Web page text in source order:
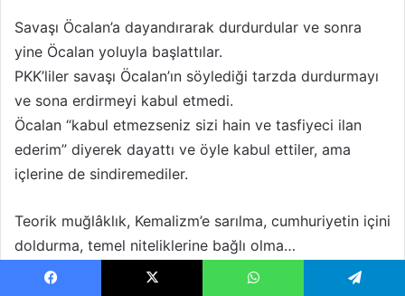
Savaşı Öcalan’a dayandırarak durdurdular ve sonra
yine Öcalan yoluyla başlattılar.
PKK’liler savaşı Öcalan’ın söylediği tarzda durdurmayı
ve sona erdirmeyi kabul etmedi.
Öcalan “kabul etmezseniz sizi hain ve tasfiyeci ilan
ederim” diyerek dayattı ve öyle kabul ettiler, ama
içlerine de sindiremediler.
Teorik muğlâklık, Kemalizm’e sarılma, cumhuriyetin içini
doldurma, temel niteliklerine bağlı olma…
Kürt isyanları ve direnişlerini tukaka etme, Kürtler için